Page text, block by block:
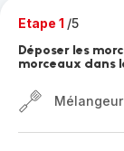
Etape 1 /5
Déposer les
morceaux dans
Mélangeur